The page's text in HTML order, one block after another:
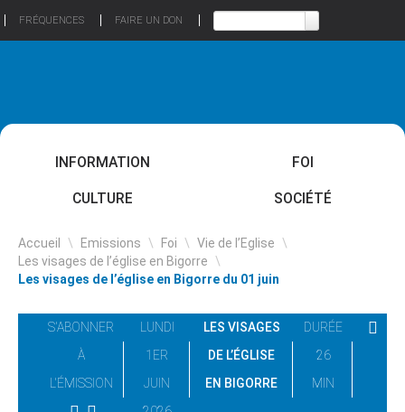
FRÉQUENCES FAIRE UN DON
INFORMATION FOI
CULTURE SOCIÉTÉ
Accueil \ Emissions \ Foi \ Vie de l’Eglise \
Les visages de l’église en Bigorre \
Les visages de l’église en Bigorre du 01 juin
S'ABONNER
À
L'ÉMISSION
LUNDI
1ER
JUIN
LES VISAGES
DE L’ÉGLISE
EN BIGORRE
DURÉE
26
MIN